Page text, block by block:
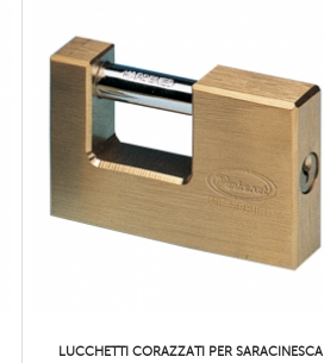
LUCCHETTI CORAZZATI PER SARACINESCA